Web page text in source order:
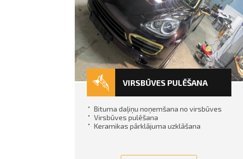
VIRSBŪVES PULĒŠANA
Bituma daļiņu noņemšana no virsbūves
Virsbūves pulēšana
Keramikas pārklājuma uzklāšana